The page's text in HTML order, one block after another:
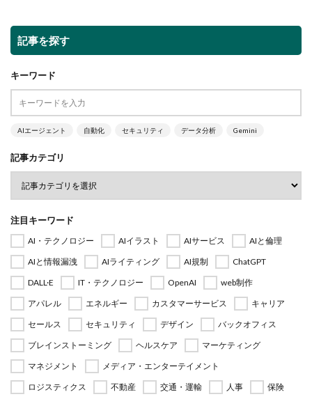
記事を探す
キーワード
AIエージェント 自動化 セキュリティ データ分析 Gemini
記事カテゴリ
注目キーワード
AI・テクノロジー AIイラスト AIサービス
AIと倫理
AIと情報漏洩
AIライティング AI規制
ChatGPT
DALL·E
IT・テクノロジー OpenAI
web制作
アパレル
エネルギー カスタマーサービス
キャリア
セールス
セキュリティ デザイン
バックオフィス
ブレインストーミング
ヘルスケア
マーケティング
マネジメント
メディア・エンターテイメント
ロジスティクス
不動産 交通・運輸 人事 保険